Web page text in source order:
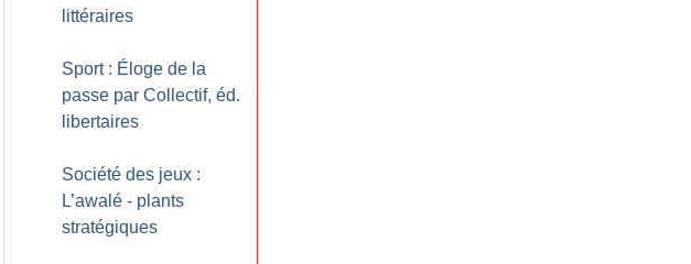
littéraires
Sport : Éloge de la
passe par Collectif, éd.
libertaires
Société des jeux :
L’awalé - plants
stratégiques